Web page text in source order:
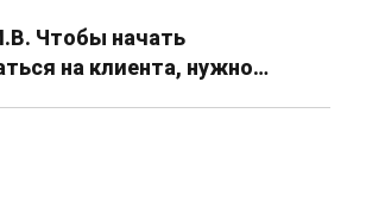
Чтобы начать
на клиента, нужно